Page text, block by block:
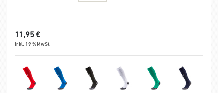
11,95 €
inkl. 19 % MwSt.